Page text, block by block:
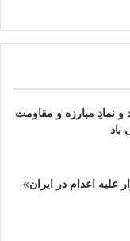
و نمادِ مبارزه و مقاومت
باد
علیه اعدام در ایران»